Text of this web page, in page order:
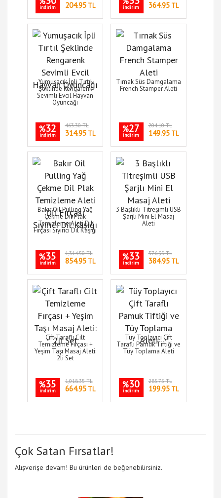
indirim 204.95TL indirim 364.95TL
Yumuşacık İpli Tırtıl
Şeklinde Rengarenk
Sevimli Evcil Hayvan
Oyuncağı
%32
indirim
463.30 TL
314.95TL
Tırnak Süs Damgalama
French Stamper Aleti
%27
indirim
204.10 TL
149.95TL
Bakır Oil Pulling Yağ
Çekme Dil Plak
Temizleme Aleti Dil
Fırçası Sıyırıcı Dil Kaşığı
%35
indirim
1,314.50 TL
854.95TL
3 Başlıklı Titreşimli USB
Şarjlı Mini El Masaj
Aleti
%33
indirim
576.95 TL
384.95TL
Çift Taraflı Cilt
Temizleme Fırçası +
Yeşim Taşı Masaj Aleti:
2li Set
%35
indirim
1,018.35 TL
664.95TL
Tüy Toplayıcı Çift
Taraflı Pamuk Tiftiği ve
Tüy Toplama Aleti
%30
indirim
285.75 TL
199.95TL
Çok Satan Fırsatlar!
Alışverişe devam! Bu ürünleri de beğenebilirsiniz.